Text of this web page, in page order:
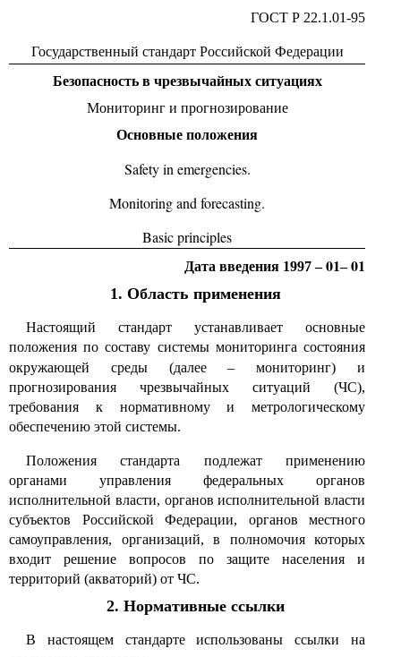
ГОСТ Р 22.1.01-95
Государственный стандарт Российской Федерации
Безопасность в чрезвычайных ситуациях
Мониторинг и прогнозирование
Основные положения
Safety in emergencies.
Monitoring and forecasting.
Basic principles
Дата введения 1997 –01–01
1. Область применения
Настоящий стандарт устанавливает основные
положения по составу системы мониторинга состояния
окружающей среды (далее–
мониторинг) и
прогнозирования чрезвычайных ситуаций (ЧС),
требования к нормативному и метрологическому
обеспечению этой системы.
Положения стандарта подлежат применению
органами управления федеральных органов
исполнительной власти, органов исполнительной власти
субъектов Российской Федерации, органов местного
самоуправления, организаций, в полномочия которых
входит решение вопросов по защите населения и
территорий (акваторий) от ЧС.
2. Нормативные ссылки
В настоящем стандарте использованы ссылки на